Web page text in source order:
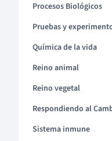
Procesos Biológicos
Pruebas y
Química de la vida
Reino animal
Reino vegetal
Respondiendo al
Sistema inmune